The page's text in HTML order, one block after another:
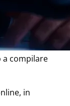
a compilare
in